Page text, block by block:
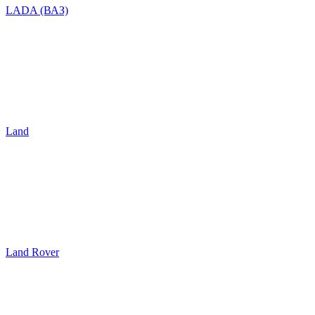
LADA (ВАЗ)
Land
Land Rover